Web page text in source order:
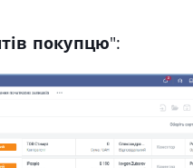
покупцю":